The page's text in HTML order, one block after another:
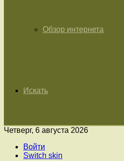
Обзор интернета
Искать
Четверг, 6 августа 2026
Войти
Switch skin